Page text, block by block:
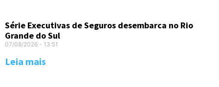
Série Executivas de Seguros desembarca no Rio
Grande do Sul
07/08/2026 13:51
Leia mais